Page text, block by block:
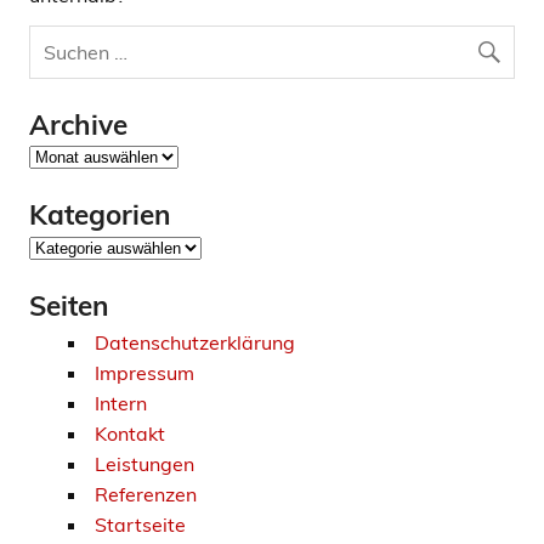
Archive
Archive
Kategorien
Kategorien
Seiten
Datenschutzerklärung
Impressum
Intern
Kontakt
Leistungen
Referenzen
Startseite